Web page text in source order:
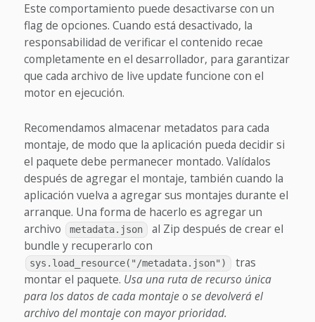
Este comportamiento puede desactivarse con un
flag de opciones. Cuando está desactivado, la
responsabilidad de verificar el contenido recae
completamente en el desarrollador, para garantizar
que cada archivo de live update funcione con el
motor en ejecución.
Recomendamos almacenar metadatos para cada
montaje, de modo que la aplicación pueda decidir si
el paquete debe permanecer montado. Valídalos
después de agregar el montaje, también cuando la
aplicación vuelva a agregar sus montajes durante el
arranque. Una forma de hacerlo es agregar un
archivo
metadata.json
al Zip después de crear el
bundle y recuperarlo con
sys.load_resource("/metadata.json")
tras
montar el paquete. Usa una ruta de recurso única
para los datos de cada montaje o se devolverá el
archivo del montaje con mayor prioridad.